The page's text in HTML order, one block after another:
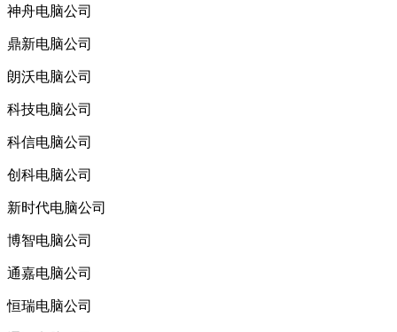
神舟电脑公司
鼎新电脑公司
朗沃电脑公司
科技电脑公司
科信电脑公司
创科电脑公司
新时代电脑公司
博智电脑公司
通嘉电脑公司
恒瑞电脑公司